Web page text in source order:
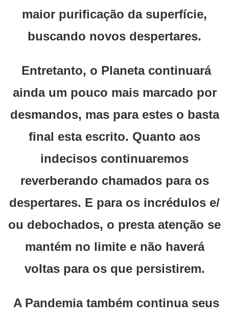
maior purificação da superfície,
buscando novos despertares.
Entretanto, o Planeta continuará
ainda um pouco mais marcado por
desmandos, mas para estes o basta
final esta escrito. Quanto aos
indecisos continuaremos
reverberando chamados para os
despertares. E para os incrédulos e/
ou debochados, o presta atenção se
mantém no limite e não haverá
voltas para os que persistirem.
A Pandemia também continua seus